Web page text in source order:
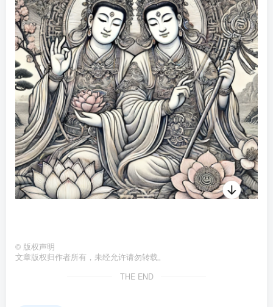
© 版权声明
文章版权归作者所有，未经允许请勿转载。
THE END